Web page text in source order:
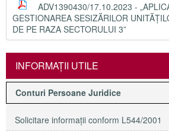
ADV1390430/17.10.2023 -
GESTIONAREA SESIZĂRILOR
DE PE RAZA SECTORULUI 3”
INFORMAŢII UTILE
Conturi Persoane Juridice
Solicitare informaţii conform L544/2001